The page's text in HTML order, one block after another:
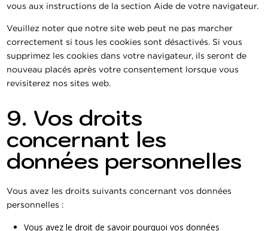
vous aux instructions de la section Aide de votre navigateur.
Veuillez noter que notre site web peut ne pas marcher
correctement si tous les cookies sont désactivés. Si vous
supprimez les cookies dans votre navigateur, ils seront de
nouveau placés après votre consentement lorsque vous
revisiterez nos sites web.
9. Vos droits
concernant les
données personnelles
Vous avez les droits suivants concernant vos données
personnelles :
Vous avez le droit de savoir pourquoi vos données